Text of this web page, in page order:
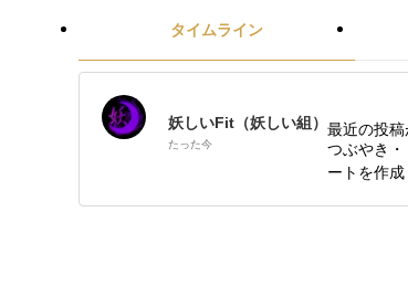
タイムライン
妖しいFit（妖しい組）
たった今
最近の投
つぶやき
ートを作